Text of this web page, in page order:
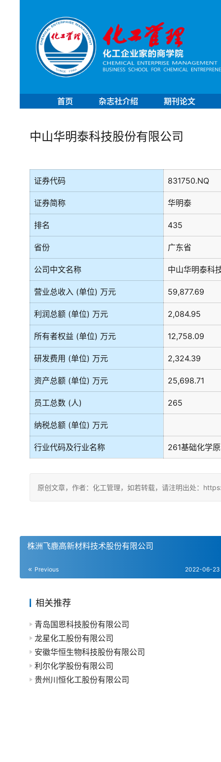
首页 杂志社介绍 期刊论文
中山华明泰科技股份有限公司
证券代码 831750.NQ
证券简称 华明泰
排名 435
省份 广东省
公司中文名称 中山华明泰科
营业总收入 (单位) 万元 59,877.69
利润总额 (单位) 万元 2,084.95
所有者权益 (单位) 万元 12,758.09
研发费用 (单位) 万元 2,324.39
资产总额 (单位) 万元 25,698.71
员工总数 (人) 265
纳税总额 (单位) 万元
行业代码及行业名称 261基础化学
原创文章，作者：化工管理，如若转载，请注明出处：
株洲飞鹿高新材料技术股份有限公司
Previous 2022-06-23
相关推荐
青岛国恩科技股份有限公司
龙星化工股份有限公司
安徽华恒生物科技股份有限公司
利尔化学股份有限公司
贵州川恒化工股份有限公司